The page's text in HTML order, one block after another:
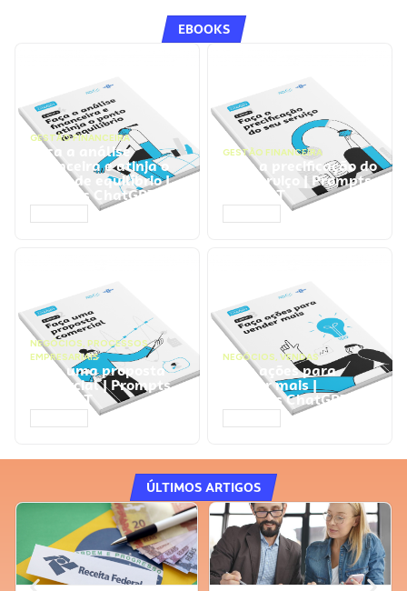
EBOOKS
GESTÃO FINANCEIRA
Faça a análise
financeira e atinja o
ponto de equilíbrio |
Prompts ChatGPT
GESTÃO FINANCEIRA
Faça a precificação do
seu serviço | Prompts
ChatGPT
NEGÓCIOS, PROCESSOS
EMPRESARIAIS
Faça uma proposta
comercial | Prompts
ChatGPT
NEGÓCIOS, VENDAS
Faça ações para
vender mais |
Prompts ChatGPT
ÚLTIMOS ARTIGOS